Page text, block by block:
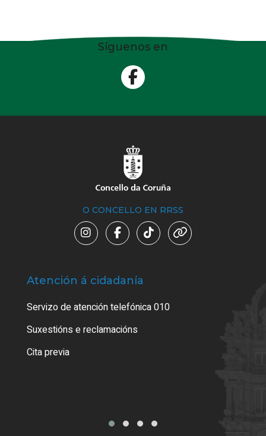
Síguenos en
O CONCELLO EN RRSS
Atención á cidadanía
Servizo de atención telefónica 010
Suxestións e reclamacións
Cita previa